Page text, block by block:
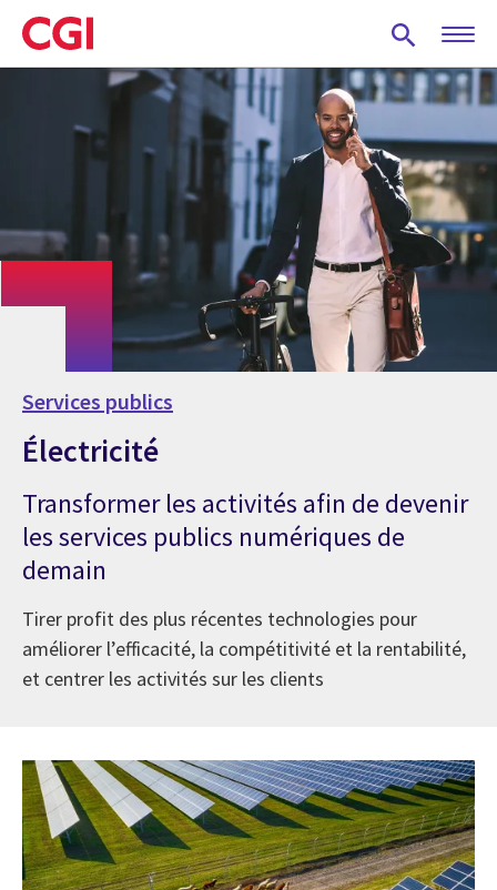
Skip
to
main
Services publics
Électricité
Transformer les activités afin de devenir
les services publics numériques de
demain
Tirer profit des plus récentes technologies pour
améliorer l’efficacité, la compétitivité et la rentabilité,
et centrer les activités sur les clients